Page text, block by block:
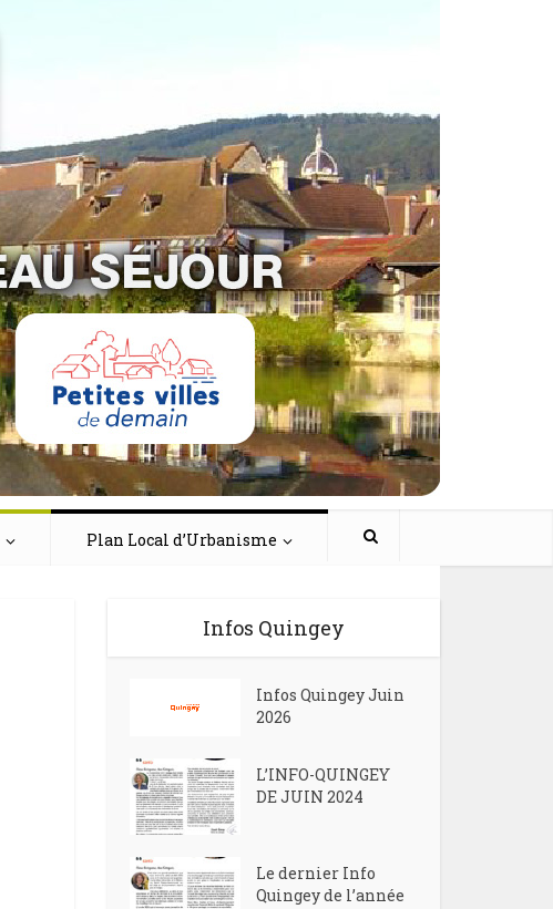
Plan Local d’Urbanisme
Infos Quingey
Infos Quingey Juin
2026
L’INFO-QUINGEY
DE JUIN 2024
Le dernier Info
Quingey de l’année